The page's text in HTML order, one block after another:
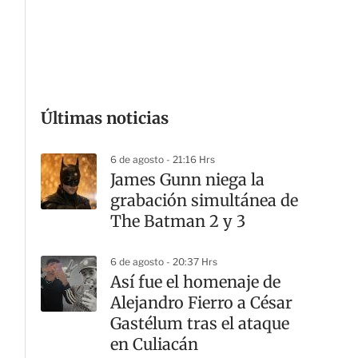
Últimas noticias
6 de agosto - 21:16 Hrs
James Gunn niega la
grabación simultánea de
The Batman 2 y 3
6 de agosto - 20:37 Hrs
Así fue el homenaje de
Alejandro Fierro a César
Gastélum tras el ataque
en Culiacán